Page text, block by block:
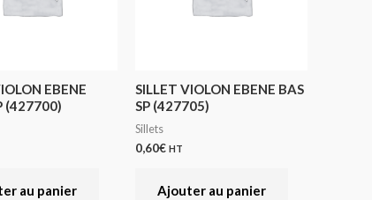
EBENE
(427700)
au panier
SILLET VIOLON EBENE BAS
SP (427705)
Sillets
0,60€ HT
Ajouter au panier